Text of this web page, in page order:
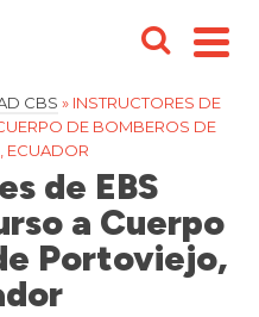
CBS » INSTRUCTORES DE
DE BOMBEROS DE
ECUADOR
de EBS
a Cuerpo
Portoviejo,